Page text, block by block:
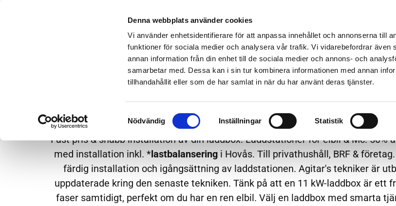
Denna webbplats använder cookies
Vi använder enhetsidentifierare för att anpassa innehållet och annonserna till
funktioner för sociala medier och analysera vår trafik. Vi vidarebefordrar även
annan information från din enhet till de sociala medier och annons- och
samarbetar med. Dessa kan i sin tur kombinera informationen med annan
tillhandahållit eller som de har samlat in när du har använt deras tjänster.
Nödvändig Inställningar Statistik
LADDBOX UTBYTE LYSRÖR
KONTAKT
Laddbox hemma installerat & klart i
Laddbox monterat och klart i Hovås – Vi är en lokal laddbox installatör i Hovås
Fast pris & snabb installation av din laddbox. Laddstationer för elbil & Mc. 50%
med installation inkl. *lastbalanseringi Hovås. Till privathushåll, BRF &
färdig installation och igångsättning av laddstationen. Agitar's tekniker är
uppdaterade kring den senaste tekniken. Tänk på att en 11 kW-laddbox är
faser samtidigt, perfekt om du har en ren elbil. Välj en laddbox med smarta